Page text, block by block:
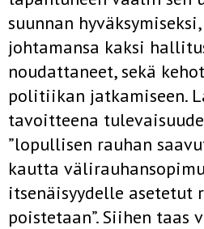
suunnan
johtamansa kaksi
noudattaneet, sekä
politiikan jatkamiseen.
tavoitteena
”lopullisen rauhan
kautta
itsenäisyydelle asetetut
poistetaan”. Siihen